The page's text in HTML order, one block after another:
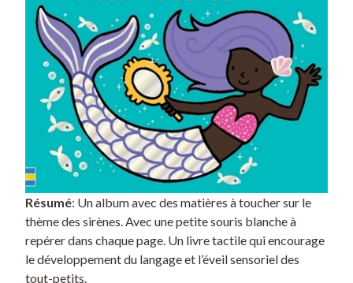
Résumé: Un album avec des matières à toucher sur le
thème des sirènes. Avec une petite souris blanche à
repérer dans chaque page. Un livre tactile qui encourage
le développement du langage et l’éveil sensoriel des
tout-petits.